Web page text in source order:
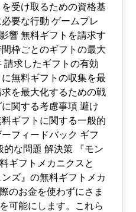
受け取るための資格基
要な行動 ゲームプレ
響 無料ギフトを請求す
枠ごとのギフトの最大
請求したギフトの有効
無料ギフトの収集を最
を最大化するための戦
関する考慮事項 避け
ギフトに関する一般的
フィードバック ギフ
的な問題 解決策 『モン
ギフトメカニクスと
ズ』の無料ギフトメカ
のお金を使わずにさま
可能にします。これら